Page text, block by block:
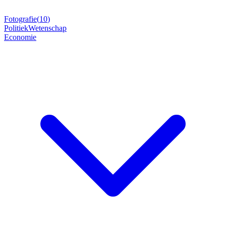
Fotografie(10)
PolitiekWetenschap
Economie